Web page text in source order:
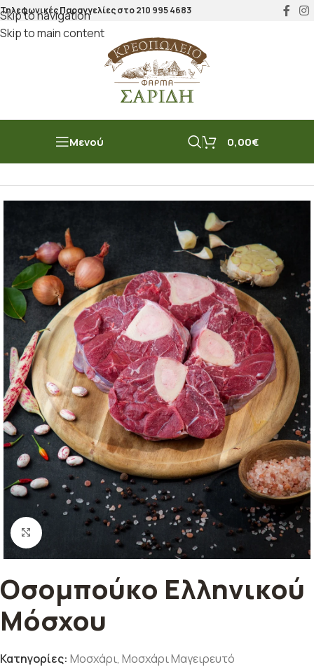
Skip to navigation
Skip to main content
Τηλεφωνικές Παραγγελίες στο210 995 4683
Μενού 0,00€
Κλικ για μεγέθυνση
Οσομπούκο Ελληνικού
Μόσχου
Κατηγορίες: Μοσχάρι, Μοσχάρι Μαγειρευτό